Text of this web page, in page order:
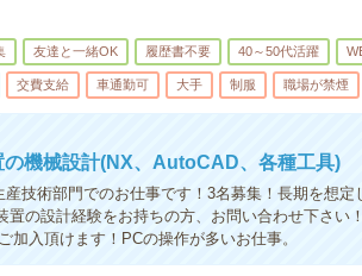
友達と一緒OK 履歴書不要 40～50代活躍
交費支給 車通勤可 大手 制服 職場が禁煙
機械設計(NX、AutoCAD、各種工具)
技術部門でのお仕事です！3名募集！長期を想定
置の設計経験をお持ちの方、お問い合わせ下さい
入頂けます！PCの操作が多いお仕事。